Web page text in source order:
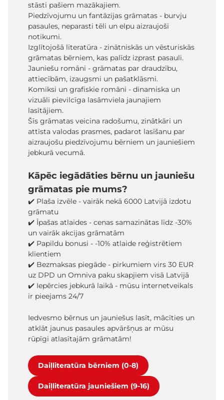
stāsti pašiem mazākajiem.
Piedzīvojumu un fantāzijas grāmatas - burvju
pasaules, neparasti tēli un elpu aizraujoši
notikumi.
Izglītojošā literatūra - zinātniskās un vēsturiskās
grāmatas bērniem, kas palīdz izprast pasauli.
Jauniešu romāni - grāmatas par draudzību,
attiecībām, izaugsmi un pašatklāsmi.
Komiksi un grafiskie romāni - dinamiska un
vizuāli pievilcīga lasāmviela jaunajiem
lasītājiem.
Šīs grāmatas veicina radošumu, zinātkāri un
attīsta valodas prasmes, padarot lasīšanu par
aizraujošu piedzīvojumu bērniem un jauniešiem
jebkurā vecumā.
Kāpēc iegādāties bērnu un jauniešu
grāmatas pie mums?
✔️ Plaša izvēle - vairāk nekā 6000 Latvijā izdotu
grāmatu
✔️ Īpašas atlaides - cenas samazinātas līdz -30%
un vairāk akcijas grāmatām
✔️ Papildu bonusi - -10% atlaide reģistrētiem
klientiem
✔️ Bezmaksas piegāde - pirkumiem virs 30 EUR
uz DPD un Omniva paku skapjiem visā Latvijā
✔️ Iepērcies jebkurā laikā - mūsu internetveikals
ir pieejams 24/7
Iedvesmo bērnus un jauniešus lasīt, mācīties un
atklāt jaunus pasaules apvāršņus ar mūsu
rūpīgi atlasītajām grāmatām!
Daiļliteratūra bērniem (0-8)
Daiļliteratūra jauniešiem (9-16)